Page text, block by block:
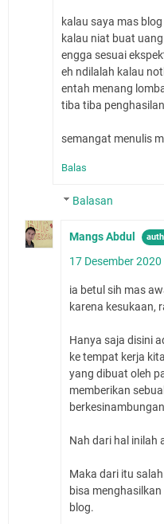
kalau saya mas
kalau niat buat
engga sesuai
eh ndilalah kalau
entah menang
tiba tiba
semangat menulis
Balas
Balasan
Mangs Abdul
17 Desember
ia betul sih mas
karena kesukaan,
Hanya saja disini
ke tempat kerja
yang dibuat oleh
memberikan
Nah dari hal inilah
Maka dari itu
bisa
blog.